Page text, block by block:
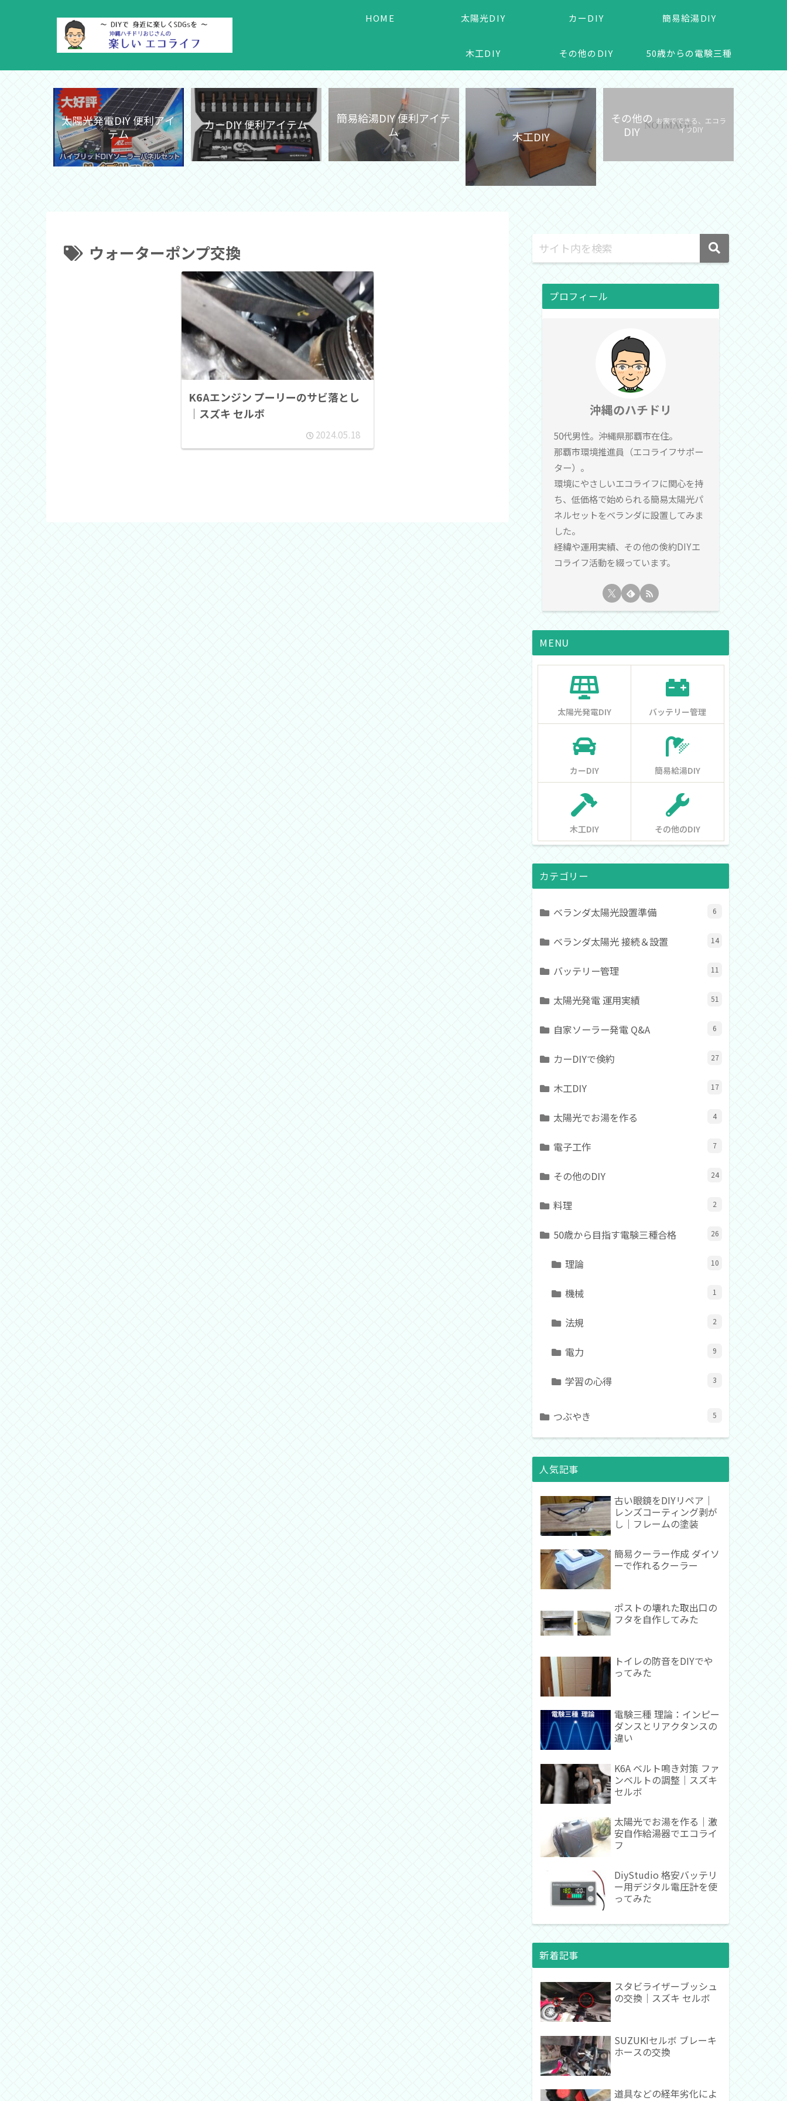
HOME 太陽光DIY カーDIY 簡易給湯DIY
木工DIY その他のDIY 50歳からの電験三種
太陽光発電DIY 便利アイ
テム
カーDIY 便利アイテム
簡易給湯DIY 便利アイテ
ム
木工DIY
その他の
DIY
お家でできる、エコラ
イフDIY
ウォーターポンプ交換
K6Aエンジン プーリーのサビ落とし
｜スズキ セルボ
2024.05.18
プロフィール
沖縄のハチドリ
50代男性。沖縄県那覇市在住。
那覇市環境推進員（エコライフサポー
ター）。
環境にやさしいエコライフに関心を持
ち、低価格で始められる簡易太陽光パ
ネルセットをベランダに設置してみま
した。
経緯や運用実績、その他の倹約DIYエ
コライフ活動を綴っています。
MENU
太陽光発電DIY バッテリー管理
カーDIY 簡易給湯DIY
木工DIY その他のDIY
カテゴリー
ベランダ太陽光設置準備 6
ベランダ太陽光 接続＆設置 14
バッテリー管理 11
太陽光発電 運用実績 51
自家ソーラー発電 Q&A 6
カーDIYで倹約 27
木工DIY 17
太陽光でお湯を作る 4
電子工作 7
その他のDIY 24
料理 2
50歳から目指す電験三種合格 26
理論 10
機械 1
法規 2
電力 9
学習の心得 3
つぶやき 5
人気記事
古い眼鏡をDIYリペア｜
レンズコーティング剥が
し｜フレームの塗装
簡易クーラー作成 ダイソ
ーで作れるクーラー
ポストの壊れた取出口の
フタを自作してみた
トイレの防音をDIYでや
ってみた
電験三種 理論：インピー
ダンスとリアクタンスの
違い
K6A ベルト鳴き対策 ファ
ンベルトの調整｜スズキ
セルボ
太陽光でお湯を作る｜激
安自作給湯器でエコライ
フ
DiyStudio 格安バッテリ
ー用デジタル電圧計を使
ってみた
新着記事
スタビライザーブッシュ
の交換｜スズキ セルボ
SUZUKIセルボ ブレーキ
ホースの交換
道具などの経年劣化によ